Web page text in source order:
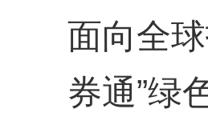
面向全
券通”绿